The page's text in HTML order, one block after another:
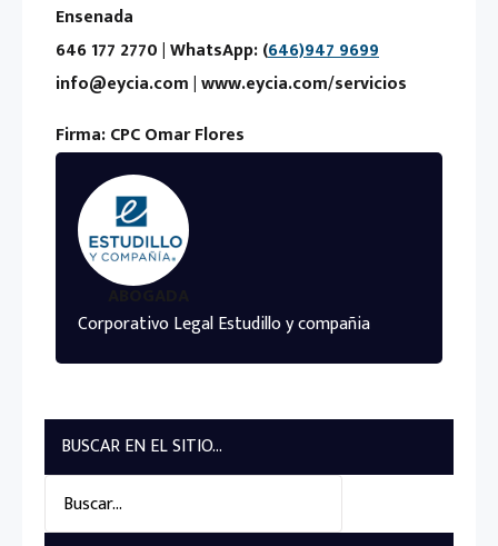
Ensenada
646 177 2770 | WhatsApp: (646)947 9699
info@eycia.com | www.eycia.com/servicios
Firma: CPC Omar Flores
ABOGADA
Corporativo Legal Estudillo y compañia
BUSCAR EN EL SITIO...
for: